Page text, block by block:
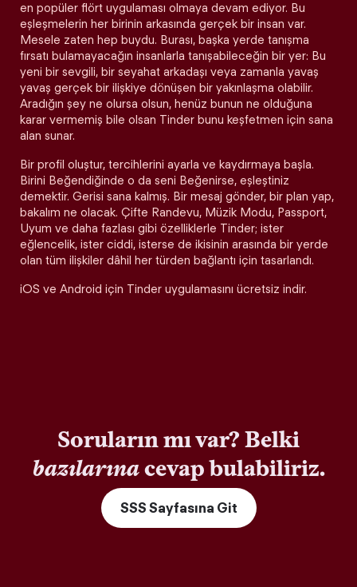
en popüler flört uygulaması olmaya devam ediyor. Bu
eşleşmelerin her birinin arkasında gerçek bir insan var.
Mesele zaten hep buydu. Burası, başka yerde tanışma
fırsatı bulamayacağın insanlarla tanışabileceğin bir yer: Bu
yeni bir sevgili, bir seyahat arkadaşı veya zamanla yavaş
yavaş gerçek bir ilişkiye dönüşen bir yakınlaşma olabilir.
Aradığın şey ne olursa olsun, henüz bunun ne olduğuna
karar vermemiş bile olsan Tinder bunu keşfetmen için sana
alan sunar.
Bir profil oluştur, tercihlerini ayarla ve kaydırmaya başla.
Birini Beğendiğinde o da seni Beğenirse, eşleştiniz
demektir. Gerisi sana kalmış. Bir mesaj gönder, bir plan yap,
bakalım ne olacak. Çifte Randevu, Müzik Modu, Passport,
Uyum ve daha fazlası gibi özelliklerle Tinder; ister
eğlencelik, ister ciddi, isterse de ikisinin arasında bir yerde
olan tüm ilişkiler dâhil her türden bağlantı için tasarlandı.
iOS ve Android için Tinder uygulamasını ücretsiz indir.
Soruların mı var? Belki
bazılarınacevap bulabiliriz.
SSS Sayfasına Git